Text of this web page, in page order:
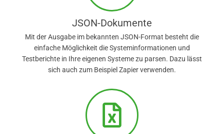
JSON-Dokumente
Mit der Ausgabe im bekannten JSON-Format besteht die
einfache Möglichkeit die Systeminformationen und
Testberichte in Ihre eigenen Systeme zu parsen. Dazu lässt
sich auch zum Beispiel Zapier verwenden.